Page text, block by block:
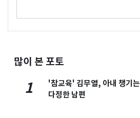
많이 본 포토
1
'참교육' 김무열, 아내 챙기는
다정한 남편